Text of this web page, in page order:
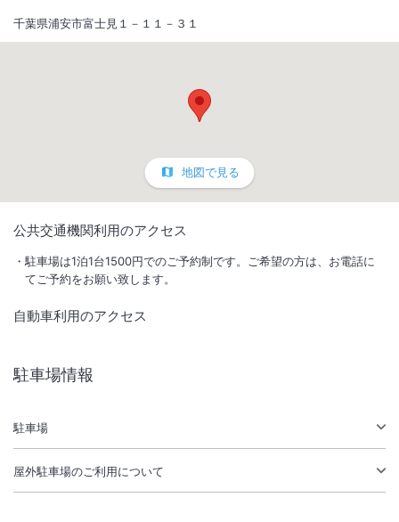
ン。お客様の夢の続きをご提供させて頂きます。JR舞浜駅よりバス７
千葉県浦安市富士見１－１１－３１
地図で見る
公共交通機関利用のアクセス
駐車場は1泊1台1500円でのご予約制です。ご希望の方は、お電話に
てご予約をお願い致します。
自動車利用のアクセス
駐車場情報
駐車場
屋外駐車場のご利用について